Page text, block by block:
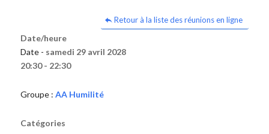
Retour à la liste des réunions en ligne
Date/heure
Date - samedi 29 avril 2028
20:30 - 22:30
Groupe : AA Humilité
Catégories